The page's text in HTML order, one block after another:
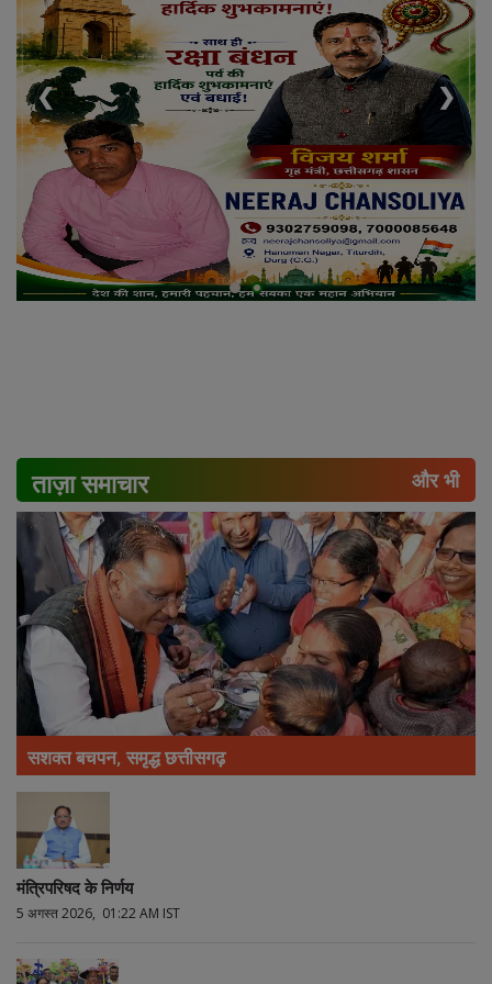
❮ ❯
ताज़ा समाचार और भी
सशक्त बचपन, समृद्ध छत्तीसगढ़
मंत्रिपरिषद के निर्णय
5 अगस्त 2026, 01:22 AM IST